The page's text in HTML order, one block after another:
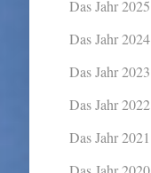
Das Jahr 2025
Das Jahr 2024
Das Jahr 2023
Das Jahr 2022
Das Jahr 2021